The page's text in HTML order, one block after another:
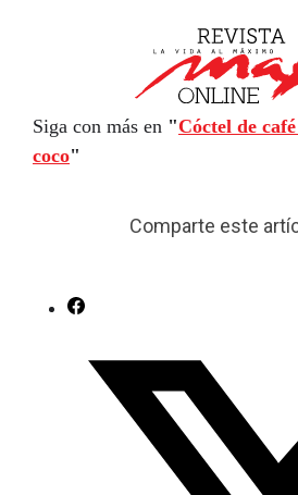
Siga con más en "Cóctel de
coco"
Comparte este